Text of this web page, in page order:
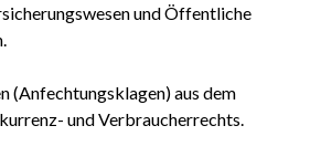
und Öffentliche
(Anfechtungsklagen) aus dem
und Verbraucherrechts.